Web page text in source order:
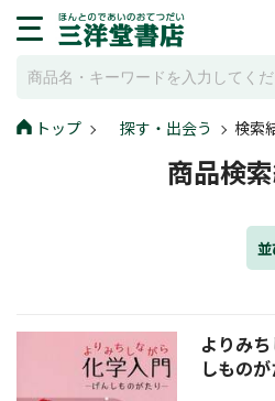
トップ 探す・出会う 検索
商品検
並び替え
よりみ
しものが